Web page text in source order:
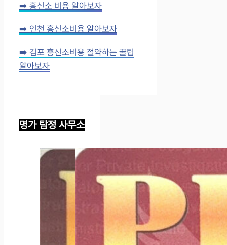
➡️ 흥신소 비용 알아보자
➡️ 인천 흥신소비용 알아보자
➡️ 김포 흥신소비용 절약하는 꿀팁
알아보자
명가 탐정 사무소